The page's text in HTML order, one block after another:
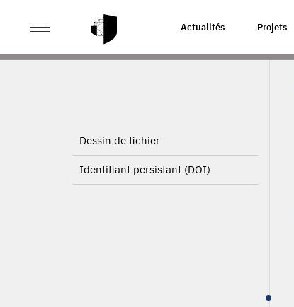
Actualités Projets
ACCUEIL PAGE PRODUIT
Dessin de fichier
Identifiant persistant (DOI)